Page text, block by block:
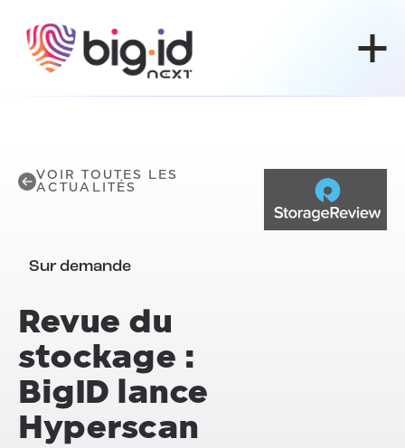
VOIR TOUTES LES
ACTUALITÉS
Sur demande
Revue du
stockage :
BigID lance
Hyperscan